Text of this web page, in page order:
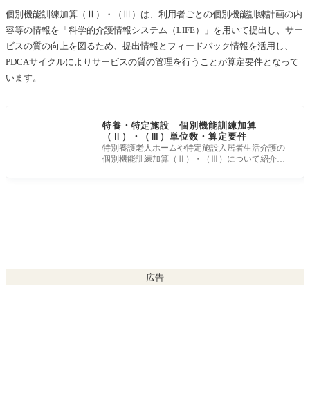
個別機能訓練加算（Ⅱ）・（Ⅲ）は、利用者ごとの個別機能訓練計画の内
容等の情報を「科学的介護情報システム（LIFE）」を用いて提出し、サー
ビスの質の向上を図るため、提出情報とフィードバック情報を活用し、
PDCAサイクルによりサービスの質の管理を行うことが算定要件となって
います。
特養・特定施設 個別機能訓練加算
（Ⅱ）・（Ⅲ）単位数・算定要件
特別養護老人ホームや特定施設入居者生活介護の
個別機能訓練加算（Ⅱ）・（Ⅲ）について紹介し
広告